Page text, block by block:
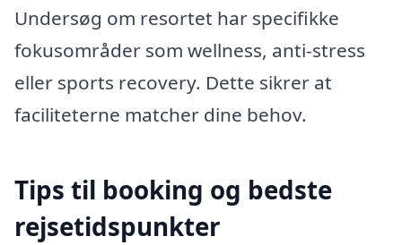
Undersøg om resortet har specifikke
fokusområder som wellness, anti-stress
eller sports recovery. Dette sikrer at
faciliteterne matcher dine behov.
Tips til booking og bedste
rejsetidspunkter